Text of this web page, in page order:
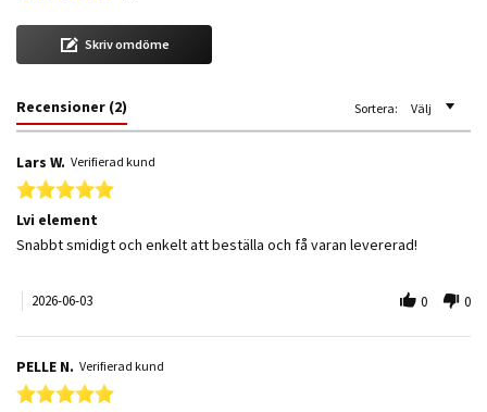
Skriv omdöme
Recensioner (2) Sortera: Välj
Lars W. Verifierad kund
5.0 star rating
Lvi element
Review by Lars W. on 3 Jun 2026
review stating Lvi element
Snabbt smidigt och enkelt att beställa och få varan levererad!
2026-06-03 0 0
PELLE N. Verifierad kund
5.0 star rating